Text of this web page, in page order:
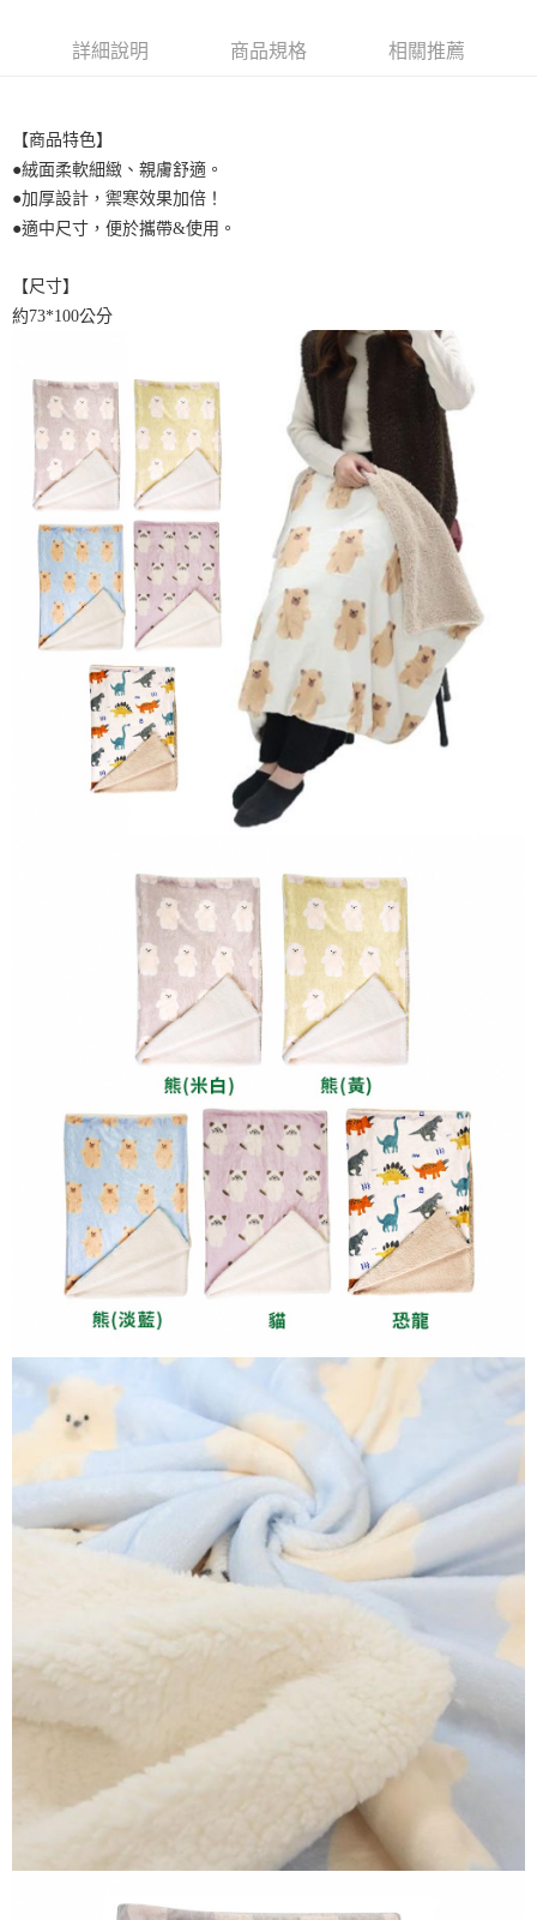
AFTEE先享後付
便利好安心！
１．簡單：不需註冊會員、不需綁卡、不需儲值。
３．安心：先確認商品／服務後，再付款。
結帳頁面，進行簡訊認證並確認金額後，即可完成結帳。
２．訂單成立數日內，您將收到繳費通知簡訊。
３．收到繳費通知簡訊後14天內，點擊此簡訊中的連結，可透過四大超商／
ATM／網路銀行／等多元方式進行付款，方視為交易完成。
※ 請注意：結帳手續完成當下不需立刻繳費，但若您需要取消訂單，請聯絡
購買商品的店家。未經商家同意取消之訂單仍視為有效，需透過AFTEE先享
後付繳納相關費用。
※ 交易是否成功請以「AFTEE先享後付 」之結帳頁面顯示為準，若有關於
是否繳費成功／繳費後需取消欲退款等相關疑問，請聯繫「AFTEE先享後付
客戶支援中心」
https://netprotections.freshdesk.com/support/home
【注意事項】
１．透過由恩沛科技股份有限公司提供之「AFTEE先享後付」服務完成之交
易，需依本服務之必要範圍內提供個人資料，並將交易相關給付款項請求債
權轉讓予恩沛科技股份有限公司。
２．關於個人資料處理事宜，請瀏覽以下網址：
https://aftee.tw/terms/#terms3
３．未成年的使用者請事先徵得法定代理人或監護人之同意方可使用
「AFTEE先享後付」，若未經同意申辦者引起之損失，本公司不負相關責
４．使用「AFTEE先享後付」時，將依據個別帳號之用戶狀況，依本公司即
時審查核予不同之上限額度；若仍有額度不足之情形，本公司將視審查結果
請求用戶進行身份認證。
５．嚴禁一人註冊多個帳號或使用他人資訊註冊。若發現惡意使用之情形，
恩沛科技股份有限公司將有權停止該用戶之使用額度並採取法律行動。
運送方式
付款後全家取貨
每筆NT$60，滿NT$699(含以上)免運費
每筆NT$60，滿NT$699(含以上)免運費
付款後7-11取貨
每筆NT$60，滿NT$699(含以上)免運費
宅配
每筆NT$80，滿NT$1,000(含以上)免運費
詳細說明 商品規格 相關推薦
【商品特色】
●絨面柔軟細緻、親膚舒適。
●加厚設計，禦寒效果加倍！
●適中尺寸，便於攜帶&使用。
【尺寸】
約73*100公分